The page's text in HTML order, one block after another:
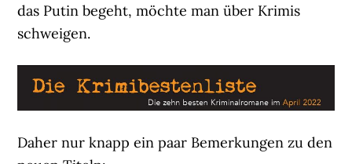
das Putin begeht, möchte man über Krimis
schweigen.
Daher nur knapp ein paar Bemerkungen zu den